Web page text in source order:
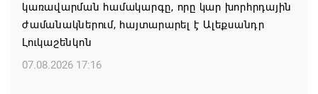
կառավարման համակարգը, որը կար խորհրդային
ժամանակներում, հայտարարել է Ալեքսանդր
Լուկաշենկոն
07.08.2026 17:16